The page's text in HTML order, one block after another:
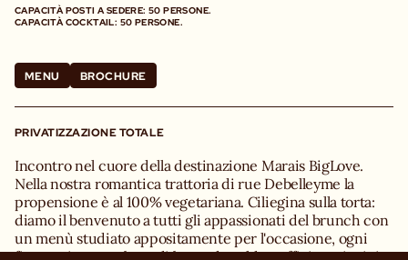
CAPACITÀ POSTI A SEDERE: 50 PERSONE.
CAPACITÀ COCKTAIL: 50 PERSONE.
MENU BROCHURE
PRIVATIZZAZIONE TOTALE
Incontro nel cuore della destinazione Marais BigLove.
Nella nostra romantica trattoria di rue Debelleyme la
propensione è al 100% vegetariana. Ciliegina sulla torta:
diamo il benvenuto a tutti gli appassionati del brunch con
un menù studiato appositamente per l'occasione, ogni